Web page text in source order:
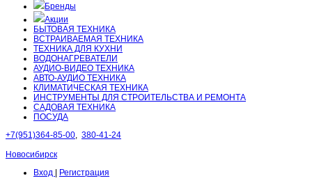
Бренды
Акции
БЫТОВАЯ ТЕХНИКА
ВСТРАИВАЕМАЯ ТЕХНИКА
ТЕХНИКА ДЛЯ КУХНИ
ВОДОНАГРЕВАТЕЛИ
АУДИО-ВИДЕО ТЕХНИКА
АВТО-АУДИО ТЕХНИКА
КЛИМАТИЧЕСКАЯ ТЕХНИКА
ИНСТРУМЕНТЫ ДЛЯ СТРОИТЕЛЬСТВА И РЕМОНТА
САДОВАЯ ТЕХНИКА
ПОСУДА
+7(951)364-85-00, 380-41-24
Новосибирск
Вход | Регистрация